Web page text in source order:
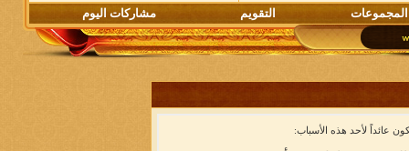
المجموعات التقويم مشاركات اليوم
عائداً لأحد هذه الأسباب: